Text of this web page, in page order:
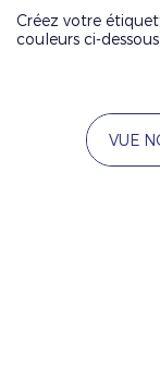
Créez votre
couleurs ci-dessous
VUE